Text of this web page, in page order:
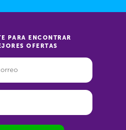
PARA ENCONTRAR
OFERTAS